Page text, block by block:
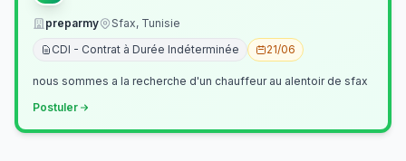
preparmy
Sfax, Tunisie
CDI - Contrat à Durée Indéterminée
21/06
nous sommes a la recherche d'un chauffeur au alentoir de sfax
Postuler